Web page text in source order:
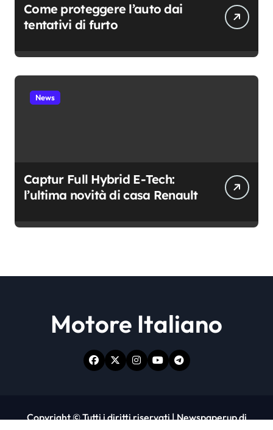
Come proteggere l’auto dai
tentativi di furto
News
Captur Full Hybrid E-Tech:
l’ultima novità di casa Renault
Motore Italiano
Copyright © Tutti i diritti riservati|Newspaperupdi